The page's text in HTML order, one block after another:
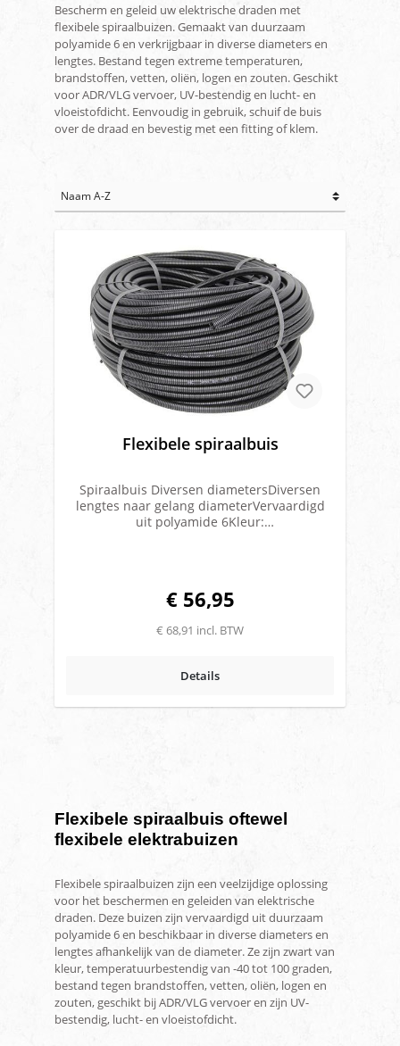
Bescherm en geleid uw elektrische draden met
flexibele spiraalbuizen. Gemaakt van duurzaam
polyamide 6 en verkrijgbaar in diverse diameters en
lengtes. Bestand tegen extreme temperaturen,
brandstoffen, vetten, oliën, logen en zouten. Geschikt
voor ADR/VLG vervoer, UV-bestendig en lucht- en
vloeistofdicht. Eenvoudig in gebruik, schuif de buis
over de draad en bevestig met een fitting of klem.
Flexibele spiraalbuis
Spiraalbuis Diversen diametersDiversen
lengtes naar gelang diameterVervaardigd
uit polyamide 6Kleur:
vloeistofdichtMerk: Harnessflex
€ 56,95
€ 68,91 incl. BTW
Details
Flexibele spiraalbuis oftewel
flexibele elektrabuizen
Flexibele spiraalbuizen zijn een veelzijdige oplossing
voor het beschermen en geleiden van elektrische
draden. Deze buizen zijn vervaardigd uit duurzaam
polyamide 6 en beschikbaar in diverse diameters en
lengtes afhankelijk van de diameter. Ze zijn zwart van
kleur, temperatuurbestendig van -40 tot 100 graden,
bestand tegen brandstoffen, vetten, oliën, logen en
zouten, geschikt bij ADR/VLG vervoer en zijn UV-
bestendig, lucht- en vloeistofdicht.